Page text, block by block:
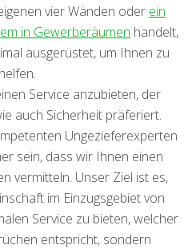
vier Wänden oder ein
in Gewerberäumen handelt,
ausgerüstet, um Ihnen zu
helfen.
Service anzubieten, der
auch Sicherheit präferiert.
Ungezieferexperten
sein, dass wir Ihnen einen
vermitteln. Unser Ziel ist es,
im Einzugsgebiet von
Service zu bieten, welcher
entspricht, sondern